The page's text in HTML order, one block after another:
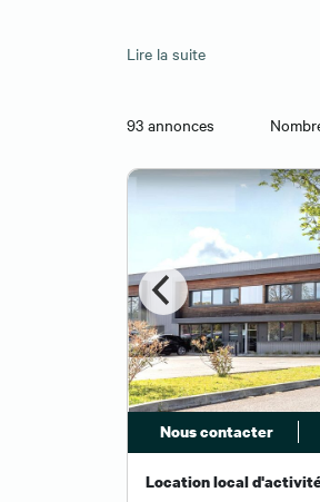
Lire la suite
93 annonces
Nous contacter
Location local